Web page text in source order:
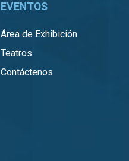
EVENTOS
Área de Exhibición
Teatros
Contáctenos